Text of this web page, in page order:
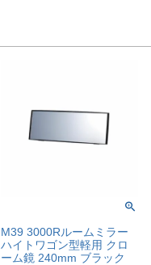
M39 3000Rルームミラー
ハイトワゴン型軽用 クロ
ーム鏡 240mm ブラック